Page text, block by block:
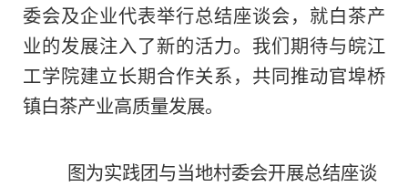
委会及企业代表举行总结座谈会，就白茶产
业的发展注入了新的活力。我们期待与皖江
工学院建立长期合作关系，共同推动官埠桥
镇白茶产业高质量发展。
图为实践团与当地村委会开展总结座谈